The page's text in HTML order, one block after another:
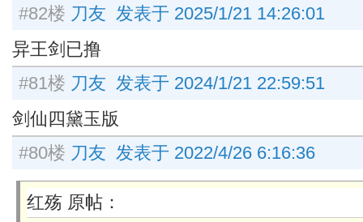
#82楼 刀友 发表于 2025/1/21 14:26:01
异王剑已撸
#81楼 刀友 发表于 2024/1/21 22:59:51
剑仙四黛玉版
#80楼 刀友 发表于 2022/4/26 6:16:36
红殇 原帖：